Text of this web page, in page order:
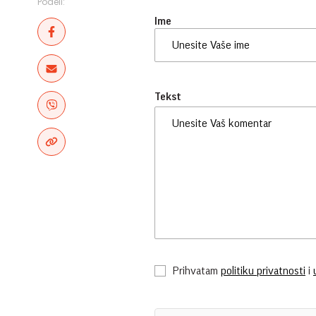
Ime
Tekst
Prihvatam politiku privatnosti i